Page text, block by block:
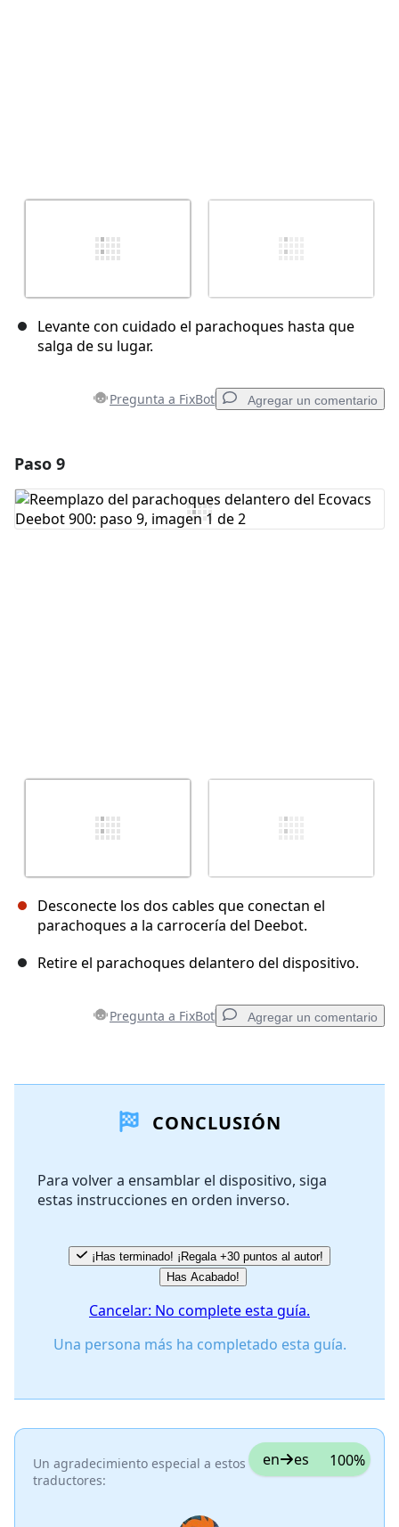
Levante con cuidado el parachoques hasta que
salga de su lugar.
Pregunta a FixBot Agregar un comentario
Agregar Comentario
Paso 9
Desconecte los dos cables que conectan el
parachoques a la carrocería del Deebot.
Retire el parachoques delantero del dispositivo.
Pregunta a FixBot Agregar un comentario
Agregar Comentario
Cancelar Publicar comentario
CONCLUSIÓN
Para volver a ensamblar el dispositivo, siga
estas instrucciones en orden inverso.
¡Has terminado! ¡Regala +30 puntos al autor!
Has Acabado!
Cancelar: No complete esta guía.
Una persona más ha completado esta guía.
Un agradecimiento especial a estos
traductores:
en es 100%